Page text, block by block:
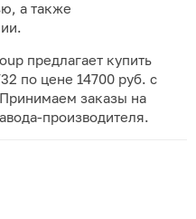
а также
предлагает купить
по цене 14700 руб. с
заказы на
производителя.